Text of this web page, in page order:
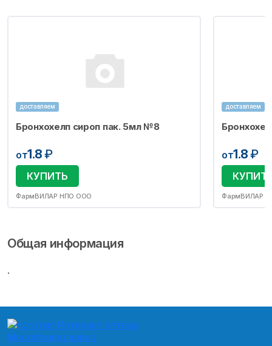
доставляем
Бронхохелп сироп пак. 5мл №8
от1.8₽
КУПИТЬ
ФармВИЛАР НПО ООО
доставляем
от1.8₽
ФармВИЛАР
Общая информация
.